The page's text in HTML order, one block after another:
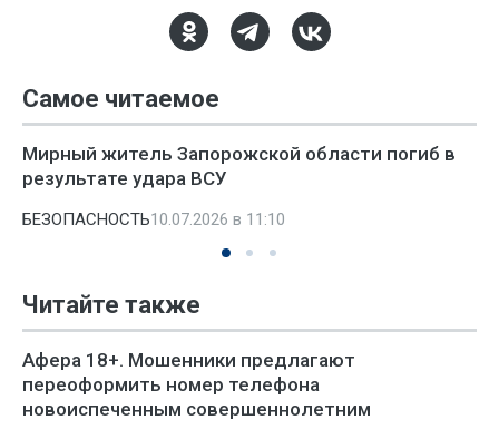
Самое читаемое
Мирный житель Запорожской области погиб в
результате удара ВСУ
БЕЗОПАСНОСТЬ10.07.2026 в 11:10
Читайте также
Афера 18+. Мошенники предлагают
переоформить номер телефона
новоиспеченным совершеннолетним